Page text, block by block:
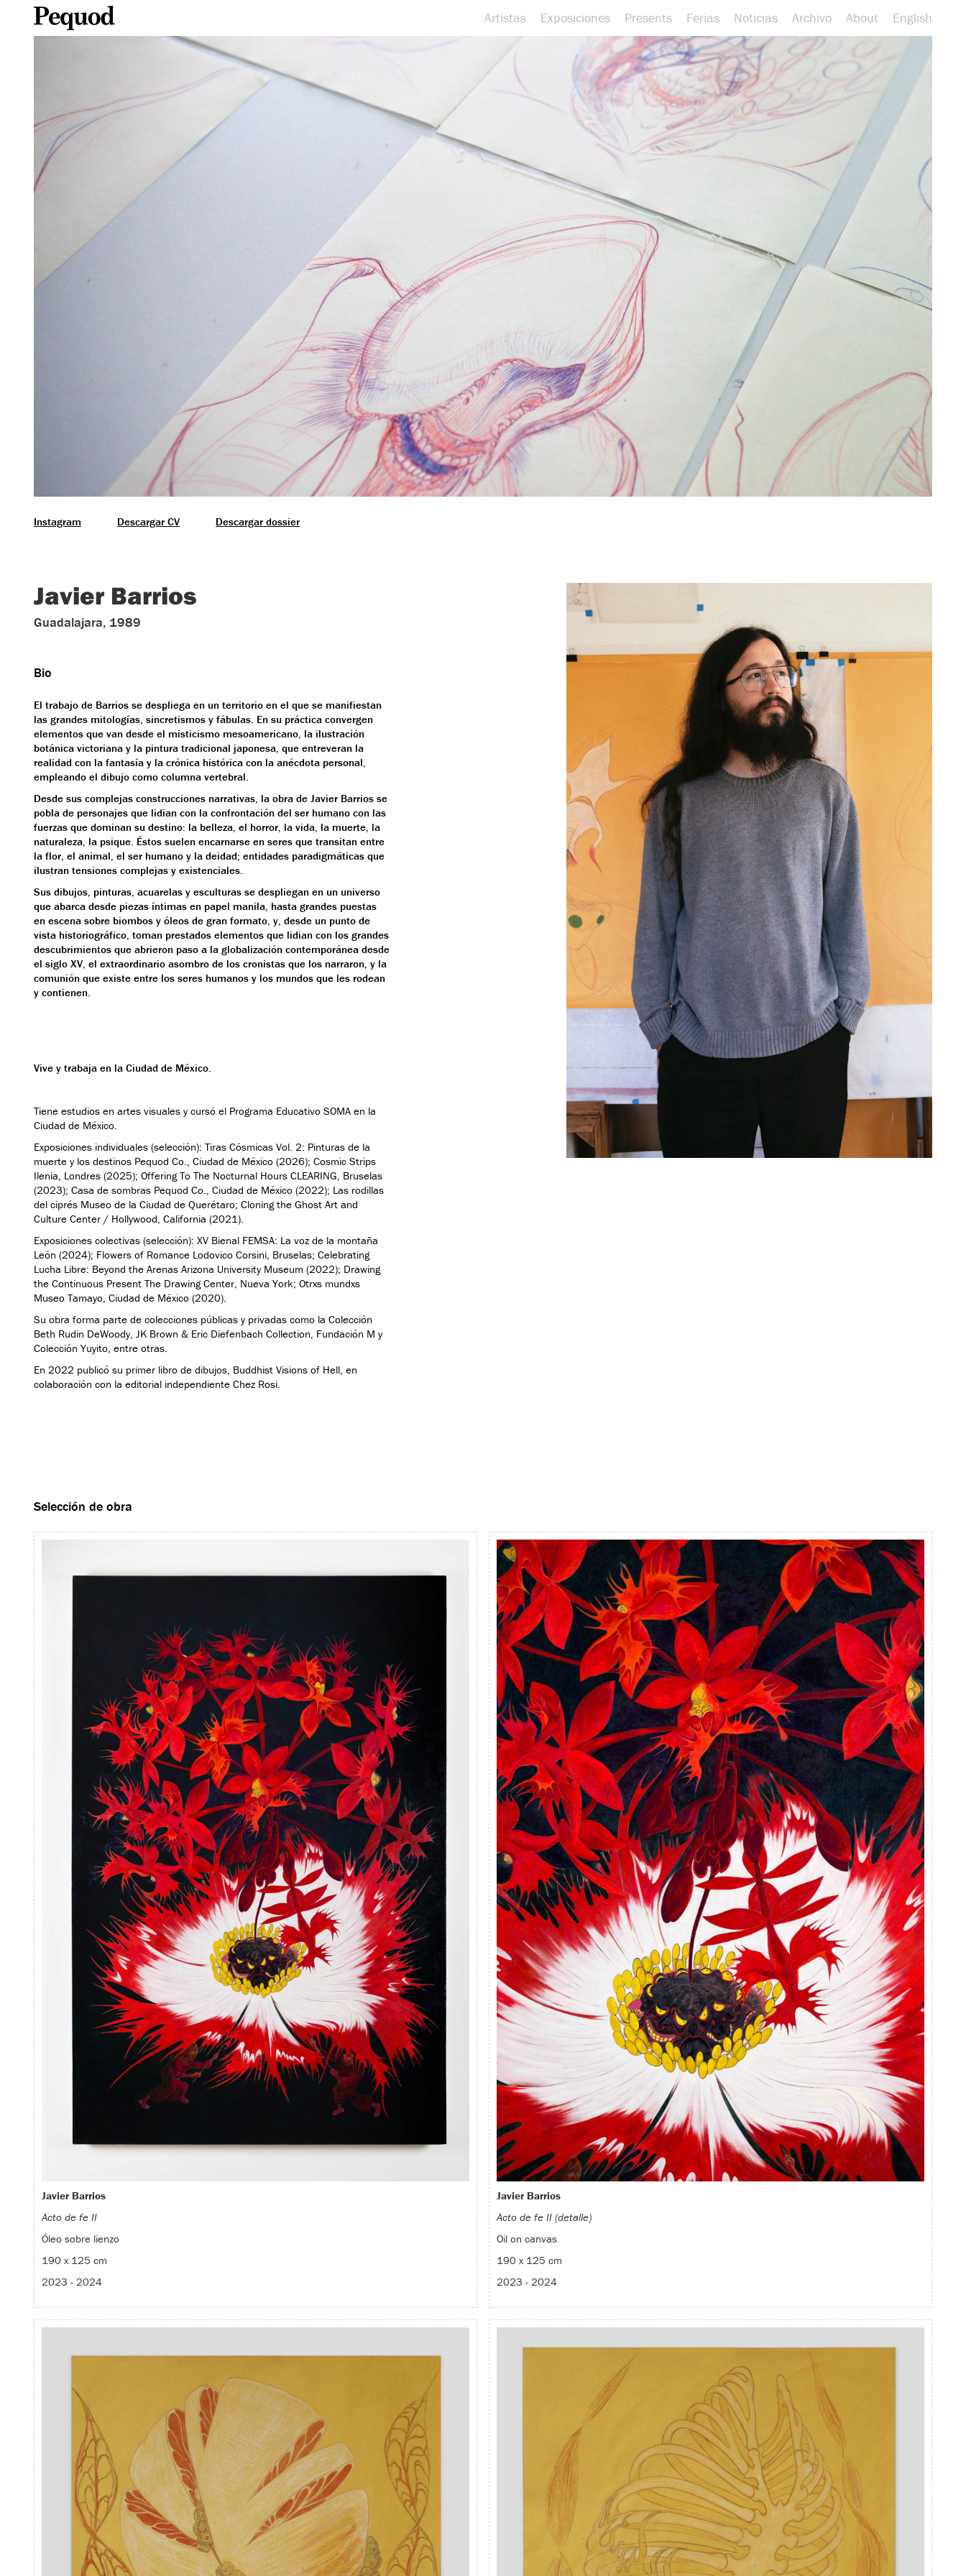
Artistas Exposiciones Presents Ferias Noticias Archivo About English
Instagram Descargar CV Descargar dossier
Javier Barrios
Guadalajara, 1989
Bio
El trabajo de Barrios se despliega en un territorio en el que se manifiestan
las grandes mitologías, sincretismos y fábulas. En su práctica convergen
elementos que van desde el misticismo mesoamericano, la ilustración
botánica victoriana y la pintura tradicional japonesa, que entreveran la
realidad con la fantasía y la crónica histórica con la anécdota personal,
empleando el dibujo como columna vertebral.
Desde sus complejas construcciones narrativas, la obra de Javier Barrios se
pobla de personajes que lidian con la confrontación del ser humano con las
fuerzas que dominan su destino: la belleza, el horror, la vida, la muerte, la
naturaleza, la psique. Éstos suelen encarnarse en seres que transitan entre
la flor, el animal, el ser humano y la deidad; entidades paradigmáticas que
ilustran tensiones complejas y existenciales.
Sus dibujos, pinturas, acuarelas y esculturas se despliegan en un universo
que abarca desde piezas íntimas en papel manila, hasta grandes puestas
en escena sobre biombos y óleos de gran formato, y, desde un punto de
vista historiográfico, toman prestados elementos que lidian con los grandes
descubrimientos que abrieron paso a la globalización contemporánea desde
el siglo XV, el extraordinario asombro de los cronistas que los narraron, y la
comunión que existe entre los seres humanos y los mundos que les rodean
y contienen.
Vive y trabaja en la Ciudad de México.
Tiene estudios en artes visuales y cursó el Programa Educativo SOMA en la
Ciudad de México.
Exposiciones individuales (selección): Tiras Cósmicas Vol. 2: Pinturas de la
muerte y los destinos Pequod Co., Ciudad de México (2026); Cosmic Strips
Ilenia, Londres (2025); Offering To The Nocturnal Hours CLEARING, Bruselas
(2023); Casa de sombras Pequod Co., Ciudad de México (2022); Las rodillas
del ciprés Museo de la Ciudad de Querétaro; Cloning the Ghost Art and
Culture Center / Hollywood, California (2021).
Exposiciones colectivas (selección): XV Bienal FEMSA: La voz de la montaña
León (2024); Flowers of Romance Lodovico Corsini, Bruselas; Celebrating
Lucha Libre: Beyond the Arenas Arizona University Museum (2022); Drawing
the Continuous Present The Drawing Center, Nueva York; Otrxs mundxs
Museo Tamayo, Ciudad de México (2020).
Su obra forma parte de colecciones públicas y privadas como la Colección
Beth Rudin DeWoody, JK Brown & Eric Diefenbach Collection, Fundación M y
Colección Yuyito, entre otras.
En 2022 publicó su primer libro de dibujos, Buddhist Visions of Hell, en
colaboración con la editorial independiente Chez Rosi.
Selección de obra
Javier Barrios
Acto de fe II
Óleo sobre lienzo
190 x 125 cm
2023 - 2024
Javier Barrios
Acto de fe II (detalle)
Oil on canvas
190 x 125 cm
2023 - 2024